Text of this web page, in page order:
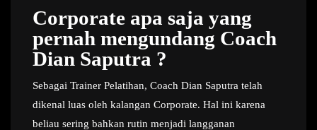
Corporate apa saja yang
pernah mengundang Coach
Dian Saputra ?
Sebagai Trainer Pelatihan, Coach Dian Saputra telah
dikenal luas oleh kalangan Corporate. Hal ini karena
beliau sering bahkan rutin menjadi langganan